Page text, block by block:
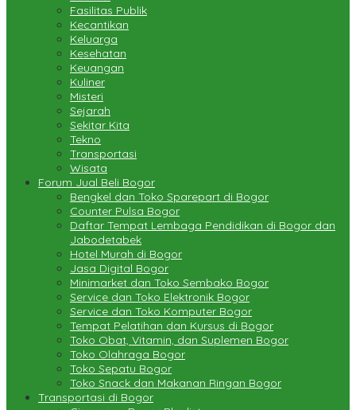
Fasilitas Publik
Kecantikan
Keluarga
Kesehatan
Keuangan
Kuliner
Misteri
Sejarah
Sekitar Kita
Tekno
Transportasi
Wisata
Forum Jual Beli Bogor
Bengkel dan Toko Sparepart di Bogor
Counter Pulsa Bogor
Daftar Tempat Lembaga Pendidikan di Bogor dan
Jabodetabek
Hotel Murah di Bogor
Jasa Digital Bogor
Minimarket dan Toko Sembako Bogor
Service dan Toko Elektronik Bogor
Service dan Toko Komputer Bogor
Tempat Pelatihan dan Kursus di Bogor
Toko Obat, Vitamin, dan Suplemen Bogor
Toko Olahraga Bogor
Toko Sepatu Bogor
Toko Snack dan Makanan Ringan Bogor
Transportasi di Bogor